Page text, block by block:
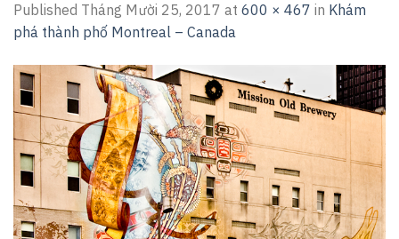
Published Tháng Mười 25, 2017 at 600 × 467 in Khám
phá thành phố Montreal – Canada